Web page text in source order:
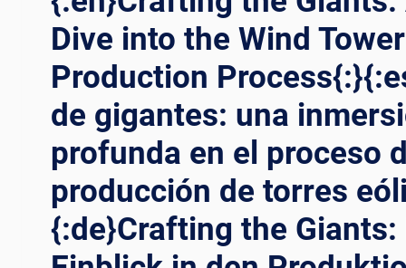
Dive into the Wind Tower
Production
de gigantes: una
profunda en el proceso
producción de torres
{:de}Crafting the